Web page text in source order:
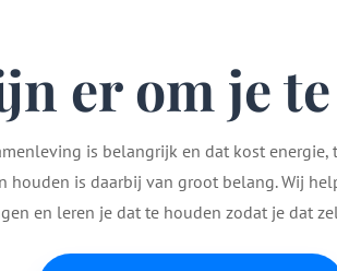
er om je
is belangrijk en dat kost energie,
houden is daarbij van groot belang. Wij
en leren je dat te houden zodat je dat